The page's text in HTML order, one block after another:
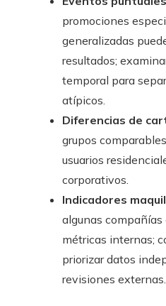
promociones
generalizadas
resultados;
temporal para
atípicos.
Diferencias de
grupos
usuarios
corporativos.
Indicadores
algunas compañías
métricas internas;
priorizar datos
revisiones externas.